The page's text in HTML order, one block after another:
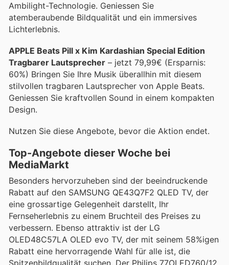
Ambilight-Technologie. Geniessen Sie
atemberaubende Bildqualität und ein immersives
Lichterlebnis.
APPLE Beats Pill x Kim Kardashian Special Edition
Tragbarer Lautsprecher – jetzt 79,99€ (Ersparnis:
60%) Bringen Sie Ihre Musik überallhin mit diesem
stilvollen tragbaren Lautsprecher von Apple Beats.
Geniessen Sie kraftvollen Sound in einem kompakten
Design.
Nutzen Sie diese Angebote, bevor die Aktion endet.
Top-Angebote dieser Woche bei
MediaMarkt
Besonders hervorzuheben sind der beeindruckende
Rabatt auf den SAMSUNG QE43Q7F2 QLED TV, der
eine grossartige Gelegenheit darstellt, Ihr
Fernseherlebnis zu einem Bruchteil des Preises zu
verbessern. Ebenso attraktiv ist der LG
OLED48C57LA OLED evo TV, der mit seinem 58%igen
Rabatt eine hervorragende Wahl für alle ist, die
Spitzenbildqualität suchen. Der Philips 77OLED760/12